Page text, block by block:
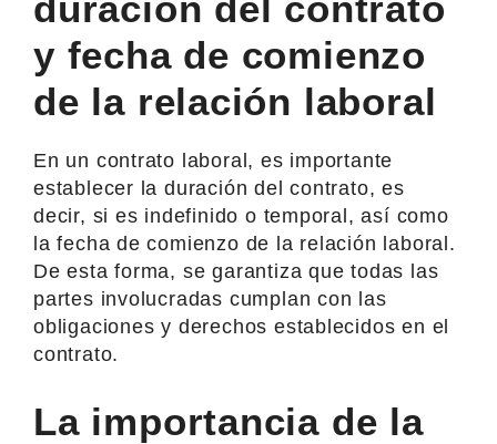
y fecha de comienzo
de la relación laboral
En un contrato laboral, es importante
establecer la duración del contrato, es
decir, si es indefinido o temporal, así como
la fecha de comienzo de la relación laboral.
De esta forma, se garantiza que todas las
partes involucradas cumplan con las
obligaciones y derechos establecidos en el
contrato.
La importancia de la